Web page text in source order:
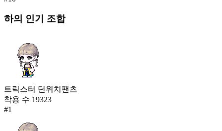
하의 인기 조합
트릭스터 던위치팬츠
착용 수 19323
#1